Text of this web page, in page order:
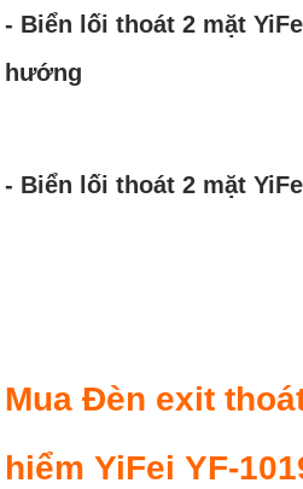
- Biển lối thoát 2 mặt
hướng
- Biển lối thoát 2 mặt
Mua Đèn exit
hiểm YiFei YF-